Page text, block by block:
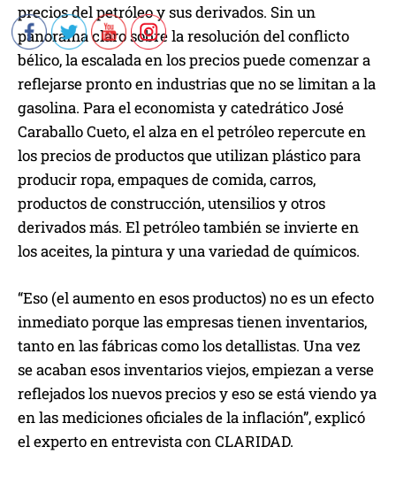
precios del petróleo y sus derivados. Sin un
panorama claro sobre la resolución del conflicto
bélico, la escalada en los precios puede comenzar a
reflejarse pronto en industrias que no se limitan a la
gasolina. Para el economista y catedrático José
Caraballo Cueto, el alza en el petróleo repercute en
los precios de productos que utilizan plástico para
producir ropa, empaques de comida, carros,
productos de construcción, utensilios y otros
derivados más. El petróleo también se invierte en
los aceites, la pintura y una variedad de químicos.
“Eso (el aumento en esos productos) no es un efecto
inmediato porque las empresas tienen inventarios,
tanto en las fábricas como los detallistas. Una vez
se acaban esos inventarios viejos, empiezan a verse
reflejados los nuevos precios y eso se está viendo ya
en las mediciones oficiales de la inflación”, explicó
el experto en entrevista con CLARIDAD.